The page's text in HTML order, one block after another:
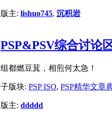
版主: lishuo745, 沉积岩
PSP&PSV综合讨论
组都燃豆萁，相煎何太急！
子版块: PSP ISO, PSP精华文章
版主: ddddd